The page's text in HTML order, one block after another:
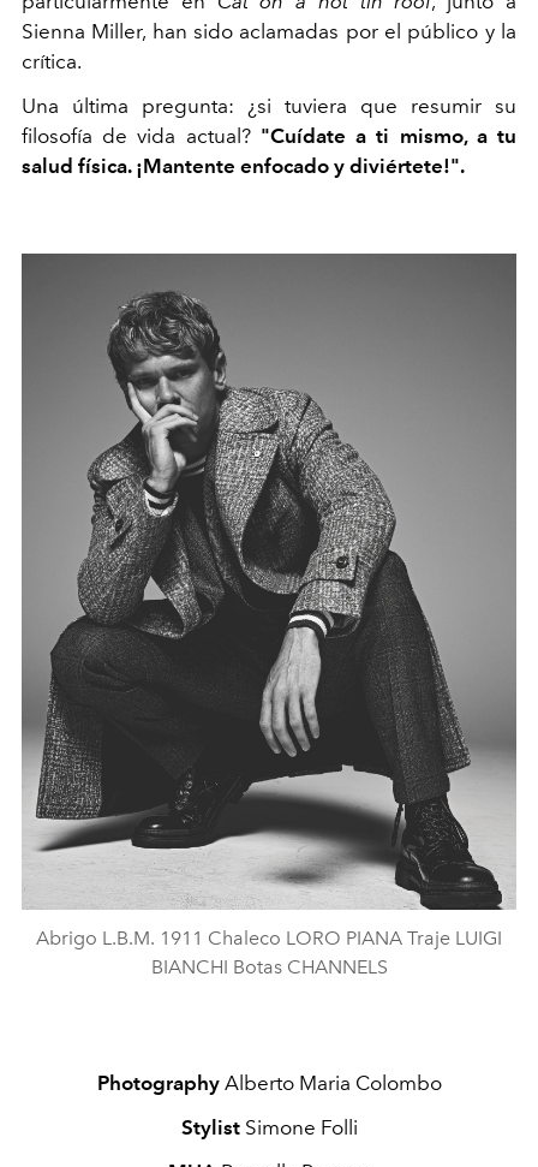
Sienna Miller, han sido aclamadas por el público y la
crítica.
Una última pregunta: ¿si tuviera que resumir su
filosofía de vida actual? "Cuídate a ti mismo, a tu
salud física. ¡Mantente enfocado y diviértete!".
Abrigo L.B.M. 1911 Chaleco LORO PIANA Traje LUIGI
BIANCHI Botas CHANNELS
Photography Alberto Maria Colombo
Stylist Simone Folli